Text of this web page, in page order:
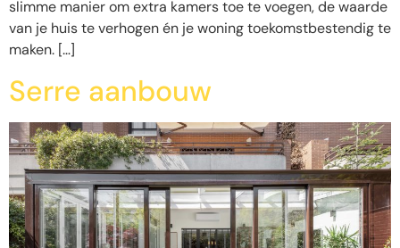
slimme manier om extra kamers toe te voegen, de waarde
van je huis te verhogen én je woning toekomstbestendig te
maken. […]
Serre aanbouw